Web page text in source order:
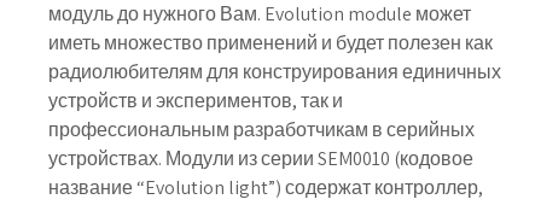
модуль до нужного Вам. Evolution module может
иметь множество применений и будет полезен как
радиолюбителям для конструирования единичных
устройств и экспериментов, так и
профессиональным разработчикам в серийных
устройствах. Модули из серии SEM0010 (кодовое
название “Evolution light”) содержат контроллер,